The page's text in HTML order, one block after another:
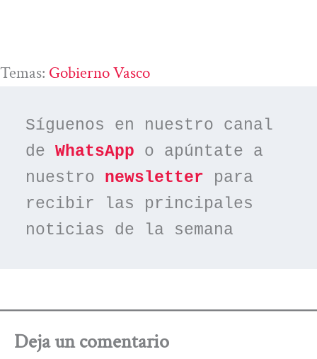
Temas: Gobierno Vasco
Síguenos en nuestro canal
de WhatsApp o apúntate a
nuestro newsletter para
recibir las principales
noticias de la semana
Deja un comentario